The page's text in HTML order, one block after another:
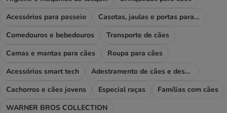
Acessórios para passeio
Casotas, jaulas e portas para cães
Comedouros e bebedouros
Transporte de cães
Camas e mantas para cães
Roupa para cães
Acessórios smart tech
Adestramento de cães e desporto
Cachorros e cães jovens
Especial raças
Famílias com cães
WARNER BROS COLLECTION